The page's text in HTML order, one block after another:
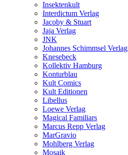
Insektenkult
Interdictum Verlag
Jacoby & Stuart
Jaja Verlag
JNK
Johannes Schimmsel Verlag
Knesebeck
Kollektiv Hamburg
Konturblau
Kult Comics
Kult Editionen
Libellus
Loewe Verlag
Magical Familiars
Marcus Repp Verlag
MarGravio
Mohlberg Verlag
Mosaik